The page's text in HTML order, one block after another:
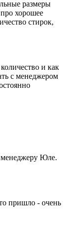
размеры
хорошее
стирок,
и как
с менеджером
менеджеру Юле.
пришло - очень